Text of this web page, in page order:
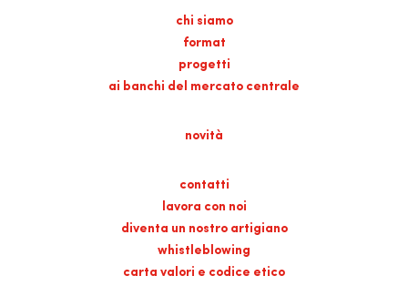
chi siamo
format
progetti
ai banchi del mercato centrale
novità
contatti
lavora con noi
diventa un nostro artigiano
whistleblowing
carta valori e codice etico